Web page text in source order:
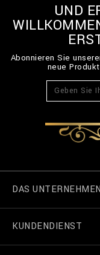
UND
Abonnieren Sie
neue
DAS UNTERNEHMEN
Welt von Billionaire
KUNDENDIENST